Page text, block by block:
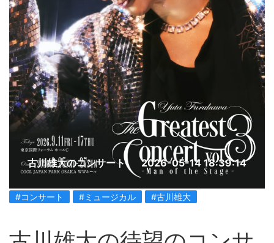
古川雄大のコンサート 2026-05-14 18:39:14
#コンサート #ミュージカル #古川雄大